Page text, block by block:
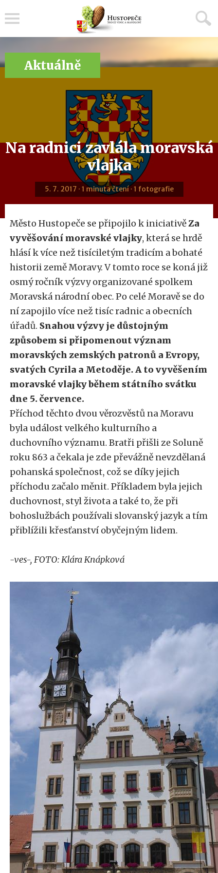
Aktuálně
Na radnici zavlála moravská
vlajka
5. 7. 2017 · 1 minuta čtení · 1 fotografie
Město Hustopeče se připojilo k iniciativěZa
vyvěšování moravské vlajky, která se hrdě
hlásí k více než tisíciletým tradicím a bohaté
historii země Moravy. V tomto roce se koná již
osmý ročník výzvy organizované spolkem
Moravská národní obec. Po celé Moravě se do
ní zapojilo více než tisíc radnic a obecních
úřadů. Snahou výzvy je důstojným
způsobem si připomenout význam
moravských zemských patronů a Evropy,
svatých Cyrila a Metoděje. A to vyvěšením
moravské vlajky během státního svátku
dne 5. července.
Příchod těchto dvou věrozvěstů na Moravu
byla událost velkého kulturního a
duchovního významu. Bratři přišli ze Soluně
roku 863 a čekala je zde převážně nevzdělaná
pohanská společnost, což se díky jejich
příchodu začalo měnit. Příkladem byla jejich
duchovnost, styl života a také to, že při
bohoslužbách používali slovanský jazyk a tím
přiblížili křesťanství obyčejným lidem.
-ves-, FOTO: Klára Knápková